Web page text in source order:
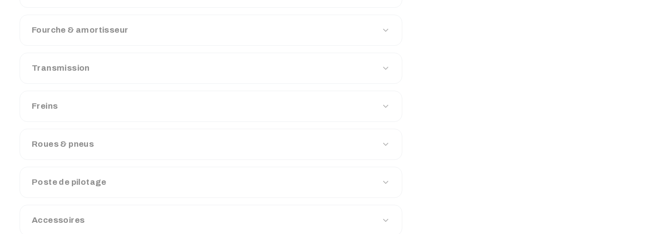
Fourche & amortisseur
Transmission
Freins
Roues & pneus
Poste de pilotage
Accessoires